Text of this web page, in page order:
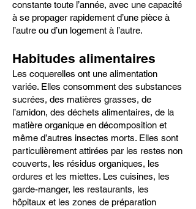
constante toute l’année, avec une capacité
à se propager rapidement d’une pièce à
l’autre ou d’un logement à l’autre.
Habitudes alimentaires
Les coquerelles ont une alimentation
variée. Elles consomment des substances
sucrées, des matières grasses, de
l’amidon, des déchets alimentaires, de la
matière organique en décomposition et
même d’autres insectes morts. Elles sont
particulièrement attirées par les restes non
couverts, les résidus organiques, les
ordures et les miettes. Les cuisines, les
garde-manger, les restaurants, les
hôpitaux et les zones de préparation